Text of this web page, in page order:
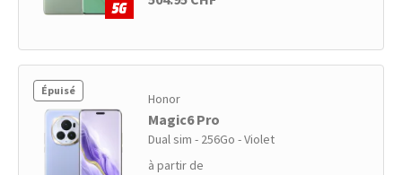
Épuisé Honor
Magic6 Pro
Dual sim - 256Go - Violet
à partir de